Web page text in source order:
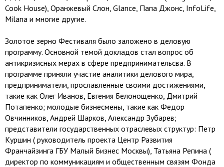
Cook House), Оранжевый Слон, Glance, Папа Джонс, InfoLife,
Milana и многие другие.
Золотое зерно Фестиваля было заложено в деловую
программу. Основной темой докладов стал вопрос об
антикризисных мерах в сфере предпринимательсва. В
программе приняли участие аналитики делового мира,
предприниматели, прославленные своими достижениями,
такие как Олег Иванов, Евгения Белонощенко, Дмитрий
Потапенко; молодые бизнесмены, такие как Федор
Овчинников, Андрей Шарков, Александр Зубарев;
представители государственных отраслевых структур: Петр
Куршин ( руководитель проекта Центр Развития
Франчайзинга ГБУ Малый Бизнес Москвы), Татьяна Репина (
директор по коммуникациям и общественным связям Фонда